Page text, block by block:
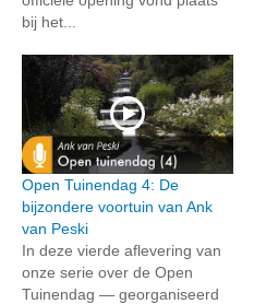
bij het...
Open Tuinendag 4: De
bijzondere voortuin van Ank
van Peski
In deze vierde aflevering van
onze serie over de Open
Tuinendag — georganiseerd